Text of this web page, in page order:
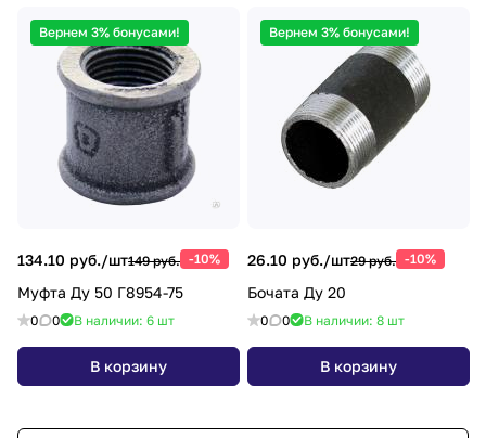
Вернем 3% бонусами!
134.10 руб./шт149 руб. -10%
Муфта Ду 50 Г8954-75
0 0 В наличии: 6 шт
В корзину
Вернем 3% бонусами!
26.10 руб./шт29 руб. -10%
Бочата Ду 20
0 0 В наличии: 8 шт
В корзину